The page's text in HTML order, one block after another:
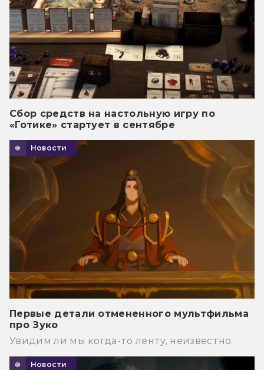
Сбор средств на настольную игру по
«Готике» стартует в сентябре
Новости
Первые детали отмененного мультфильма
про Зуко
Увидим ли мы когда-то ленту, неизвестно.
Новости